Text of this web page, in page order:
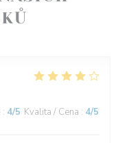
: 4/5 Kvalita / Cena : 4/5